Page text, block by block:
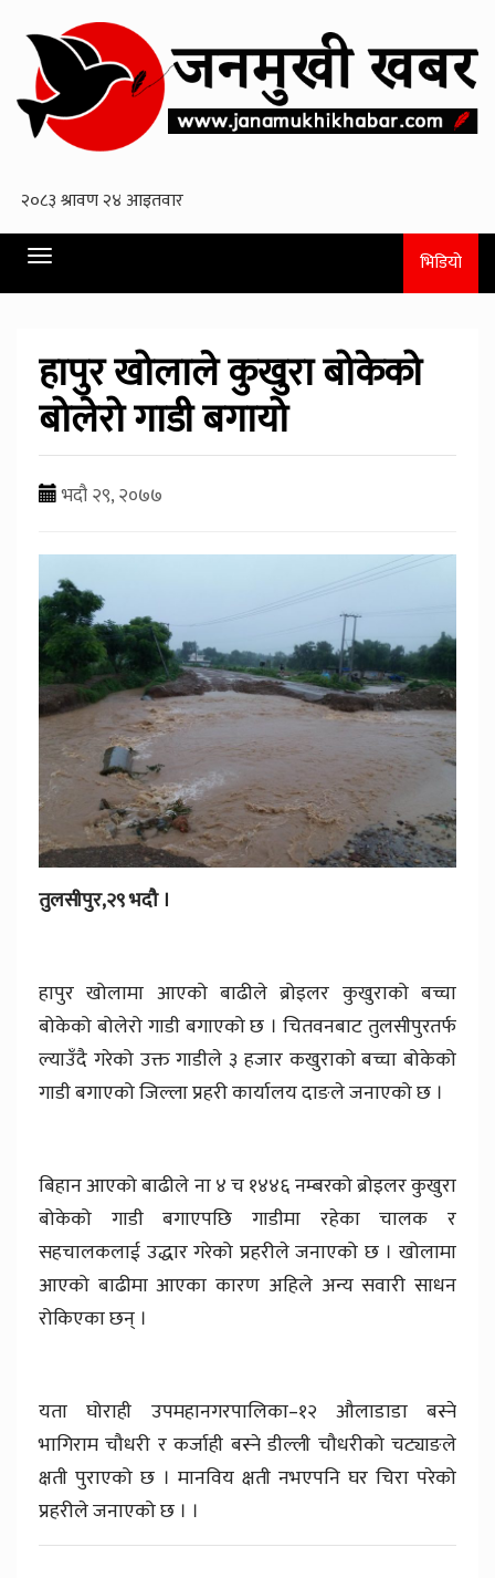
Toggle
navigation
भिडियो
हापुर खोलाले कुखुरा बोकेको
बोलेरो गाडी बगायो
भदौ २९, २०७७
तुलसीपुर,२९ भदौ ।
हापुर खोलामा आएको बाढीले ब्रोइलर कुखुराको बच्चा
बोकेको बोलेरो गाडी बगाएको छ । चितवनबाट तुलसीपुरतर्फ
ल्याउँदै गरेको उक्त गाडीले ३ हजार कखुराको बच्चा बोकेको
गाडी बगाएको जिल्ला प्रहरी कार्यालय दाङले जनाएको छ ।
बिहान आएको बाढीले ना ४ च १४४६ नम्बरको ब्रोइलर कुखुरा
बोकेको गाडी बगाएपछि गाडीमा रहेका चालक र
सहचालकलाई उद्धार गरेको प्रहरीले जनाएको छ । खोलामा
आएको बाढीमा आएका कारण अहिले अन्य सवारी साधन
रोकिएका छन् ।
यता घोराही उपमहानगरपालिका–१२ औलाडाडा बस्ने
भागिराम चौधरी र कर्जाही बस्ने डील्ली चौधरीको चट्याङले
क्षती पुराएको छ । मानविय क्षती नभएपनि घर चिरा परेको
प्रहरीले जनाएको छ । ।